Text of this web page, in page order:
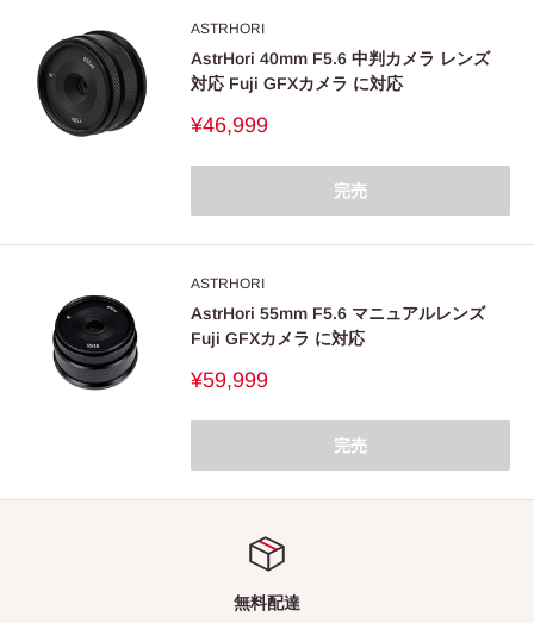
ASTRHORI
AstrHori 40mm F5.6 中判カメラ レンズ
対応 Fuji GFXカメラ に対応
販
価
¥46,999
完売
ASTRHORI
AstrHori 55mm F5.6 マニュアルレンズ
Fuji GFXカメラ に対応
販
価
¥59,999
完売
無料配達